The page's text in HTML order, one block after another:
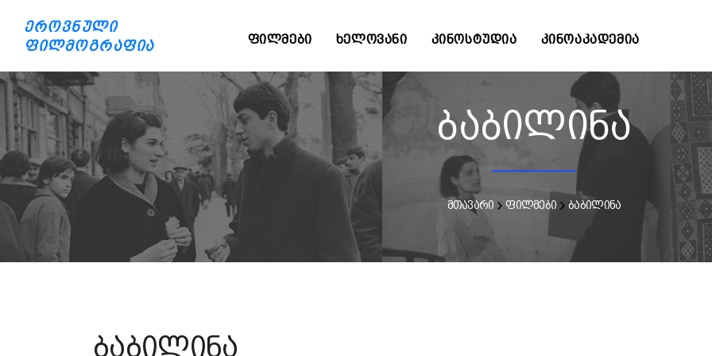
ეროვნული
ფილმოგრაფია
ᲤᲘᲚᲛᲔᲑᲘ ᲮᲔᲚᲝᲕᲐᲜᲘ ᲙᲘᲜᲝᲡᲢᲣᲓᲘᲐ ᲙᲘᲜᲝᲐᲙᲐᲓᲔᲛᲘᲐ
ბაბილინა
მთავარი ფილმები ბაბილინა
ბაბილინა